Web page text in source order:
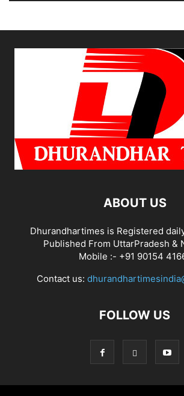
ABOUT US
Dhurandhartimes is Registered
Published From UttarPradesh &
Mobile :- +91 90154
Contact us:
FOLLOW US